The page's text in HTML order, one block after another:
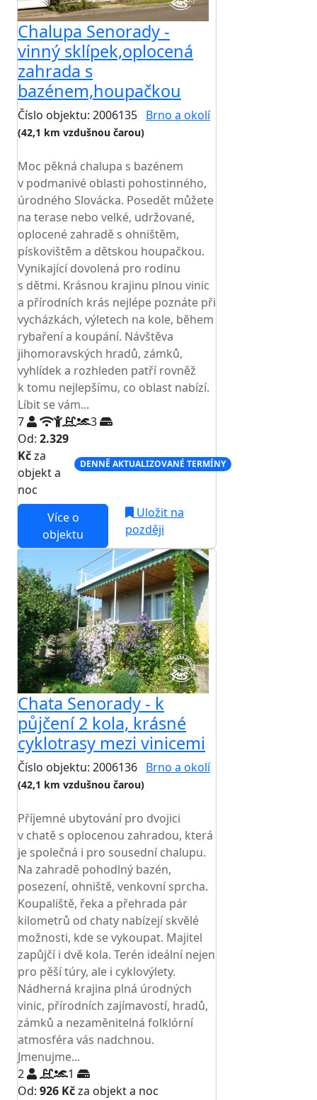
Chalupa Senorady -
vinný sklípek,oplocená
zahrada s
bazénem,houpačkou
Číslo objektu: 2006135 Brno a okolí
(42,1 km vzdušnou čarou)
Moc pěkná chalupa s bazénem
v podmanivé oblasti pohostinného,
úrodného Slovácka. Posedět můžete
na terase nebo velké, udržované,
oplocené zahradě s ohništěm,
pískovištěm a dětskou houpačkou.
Vynikající dovolená pro rodinu
s dětmi. Krásnou krajinu plnou vinic
a přírodních krás nejlépe poznáte při
vycházkách, výletech na kole, během
rybaření a koupání. Návštěva
jihomoravských hradů, zámků,
vyhlídek a rozhleden patří rovněž
k tomu nejlepšímu, co oblast nabízí.
Líbit se vám...
7
3
Od: 2.329
Kčza
objekt a
noc
DENNĚ AKTUALIZOVANÉ TERMÍNY
Více o
objektu
Uložit na
později
Chata Senorady - k
půjčení 2 kola, krásné
cyklotrasy mezi vinicemi
Číslo objektu: 2006136 Brno a okolí
(42,1 km vzdušnou čarou)
Příjemné ubytování pro dvojici
v chatě s oplocenou zahradou, která
je společná i pro sousední chalupu.
Na zahradě pohodlný bazén,
posezení, ohniště, venkovní sprcha.
Koupaliště, řeka a přehrada pár
kilometrů od chaty nabízejí skvělé
možnosti, kde se vykoupat. Majitel
zapůjčí i dvě kola. Terén ideální nejen
pro pěší túry, ale i cyklovýlety.
Nádherná krajina plná úrodných
vinic, přírodních zajímavostí, hradů,
zámků a nezaměnitelná folklórní
atmosféra vás nadchnou.
Jmenujme...
2
1
Od: 926 Kčza objekt a noc